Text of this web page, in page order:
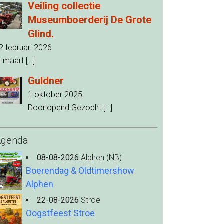
Veiling collectie
Museumboerderij De Grote
Glind.
februari 2026
maart […]
Guldner
1 oktober 2025
Doorlopend Gezocht […]
08-08-2026 Alphen (NB)
Boerendag & Oldtimershow
Alphen
22-08-2026 Stroe
Oogstfeest Stroe